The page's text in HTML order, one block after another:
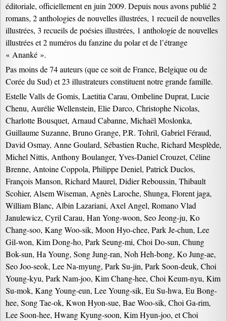
éditoriale, officiellement en juin 2009. Depuis nous avons publié 2
romans, 2 anthologies de nouvelles illustrées, 1 recueil de nouvelles
illustrées, 3 recueils de poésies illustrées, 1 anthologie de nouvelles
illustrées et 2 numéros du fanzine du polar et de l’étrange
« Ananké ».
Pas moins de 74 auteurs (que ce soit de France, Belgique ou de
Corée du Sud) et 23 illustrateurs constituent notre grande famille.
Estelle Valls de Gomis, Laetitia Carau, Ombeline Duprat, Lucie
Chenu, Aurélie Wellenstein, Elie Darco, Christophe Nicolas,
Charlotte Bousquet, Arnaud Cabanne, Michaël Moslonka,
Guillaume Suzanne, Bruno Grange, P.R. Tohril, Gabriel Féraud,
David Osmay, Anne Goulard, Sébastien Ruche, Richard Mesplède,
Michel Nittis, Anthony Boulanger, Yves-Daniel Crouzet, Céline
Brenne, Antoine Coppola, Philippe Deniel, Patrick Duclos,
François Manson, Richard Maurel, Didier Reboussin, Thibault
Scohier, Alsem Wiseman, Agnès Laroche, Shunga, Florent jaga,
William Blanc, Albin Lazariani, Axel Angel, Romano Vlad
Janulewicz, Cyril Carau, Han Yong-woon, Seo Jeong-ju, Ko
Chang-soo, Kang Woo-sik, Moon Hyo-chee, Park Je-chun, Lee
Gil-won, Kim Dong-ho, Park Seung-mi, Choi Do-sun, Chung
Bok-sun, Ha Young, Song Jung-ran, Noh Heh-bong, Ko Jung-ae,
Seo Joo-seok, Lee Na-myung, Park Su-jin, Park Soon-deuk, Choi
Young-kyu, Park Nam-joo, Kim Chang-hee, Choi Keum-nyu, Kim
Su-mok, Kang Young-eun, Lee Young-sik, Eu Su-hwa, Eu Bong-
hee, Song Tae-ok, Kwon Hyon-sue, Bae Woo-sik, Choi Ga-rim,
Lee Soon-hee, Hwang Kyung-soon, Kim Hyun-joo, et Choi